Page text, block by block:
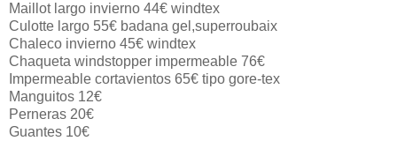
Maillot largo invierno 44€ windtex
Culotte largo 55€ badana gel,superroubaix
Chaleco invierno 45€ windtex
Chaqueta windstopper impermeable 76€
Impermeable cortavientos 65€ tipo gore-tex
Manguitos 12€
Perneras 20€
Guantes 10€